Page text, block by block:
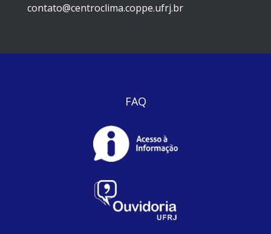
contato@centroclima.coppe.ufrj.br
FAQ